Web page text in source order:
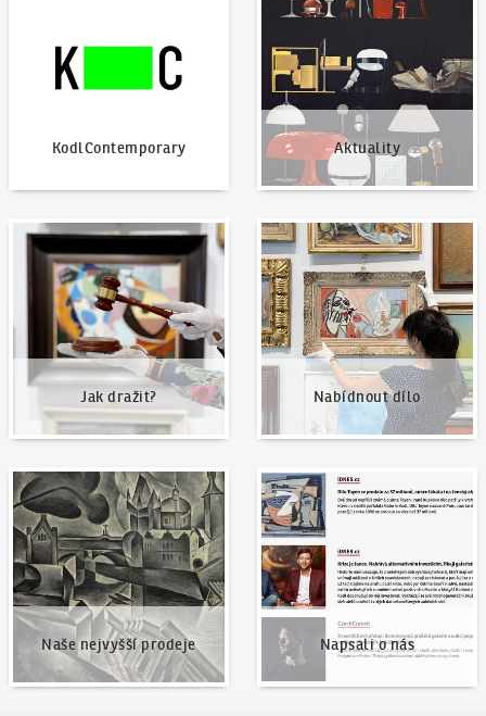
KodlContemporary Aktuality
Jak dražit?
Jak dražit?
Nabídnout dílo
Nabídnout dílo
Naše nejvyšší prodeje
Naše nejvyšší prodeje
Napsali o nás
Napsali o nás